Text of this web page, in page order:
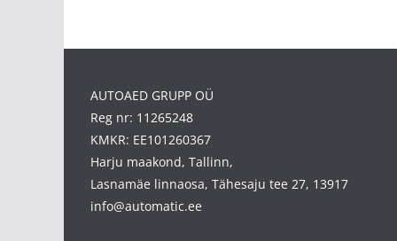
AUTOAED GRUPP OÜ
Reg nr: 11265248
KMKR: EE101260367
Harju maakond, Tallinn,
Lasnamäe linnaosa, Tähesaju tee 27, 13917
info@automatic.ee